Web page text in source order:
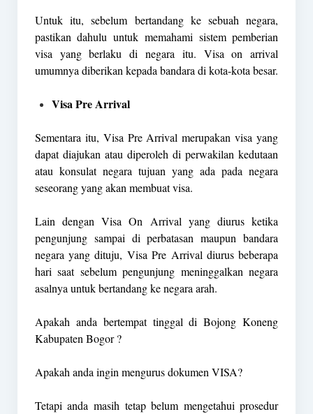
Untuk itu, sebelum bertandang ke sebuah negara,
pastikan dahulu untuk memahami sistem pemberian
visa yang berlaku di negara itu. Visa on arrival
umumnya diberikan kepada bandara di kota-kota besar.
Visa Pre Arrival
Sementara itu, Visa Pre Arrival merupakan visa yang
dapat diajukan atau diperoleh di perwakilan kedutaan
atau konsulat negara tujuan yang ada pada negara
seseorang yang akan membuat visa.
Lain dengan Visa On Arrival yang diurus ketika
pengunjung sampai di perbatasan maupun bandara
negara yang dituju, Visa Pre Arrival diurus beberapa
hari saat sebelum pengunjung meninggalkan negara
asalnya untuk bertandang ke negara arah.
Apakah anda bertempat tinggal di Bojong Koneng
Kabupaten Bogor ?
Apakah anda ingin mengurus dokumen VISA?
Tetapi anda masih tetap belum mengetahui prosedur